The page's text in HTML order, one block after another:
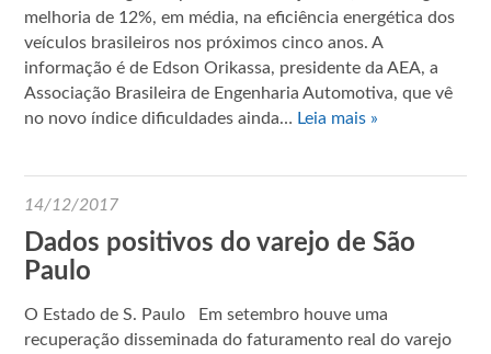
melhoria de 12%, em média, na eficiência energética dos
veículos brasileiros nos próximos cinco anos. A
informação é de Edson Orikassa, presidente da AEA, a
Associação Brasileira de Engenharia Automotiva, que vê
no novo índice dificuldades ainda… Leia mais »
14/12/2017
Dados positivos do varejo de São
Paulo
O Estado de S. Paulo Em setembro houve uma
recuperação disseminada do faturamento real do varejo